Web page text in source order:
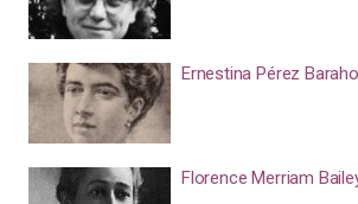
Ernestina Pérez
Florence Merriam